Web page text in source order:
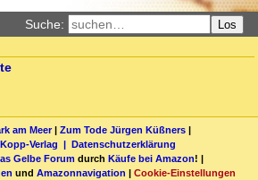
Suche: Los
am Meer| Zum Tode Jürgen Küßners |
Verlag | Datenschutzerklärung
Gelbe Forum durch Käufe bei Amazon! |
und Amazonnavigation | Cookie-Einstellungen